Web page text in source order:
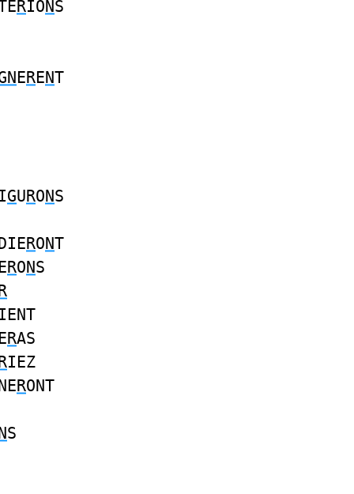
RIONS
ERENT
GURONS
RONT
RONS
RAS
IEZ
RONT
S